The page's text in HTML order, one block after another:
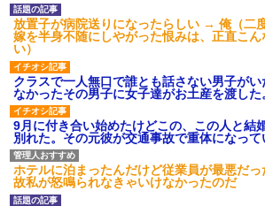
放置子が病院送りになったらしい → 俺（二
嫁を半身不随にしやがった恨みは、正直こ
い）
クラスで一人無口で誰とも話さない男子が
なかったその男子に女子達がお土産を渡し
9月に付き合い始めたけどこの、この人と結
別れた。その元彼が交通事故で重体になっ
ホテルに泊まったんだけど従業員が最悪だ
故私が怒鳴られなきゃいけなかったのだ